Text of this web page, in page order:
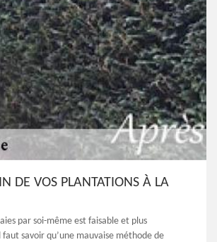
DE VOS PLANTATIONS À LA
par soi-même est faisable et plus
savoir qu’une mauvaise méthode de